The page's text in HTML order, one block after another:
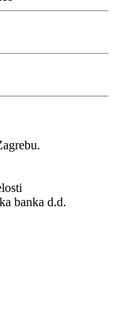
banka d.d.